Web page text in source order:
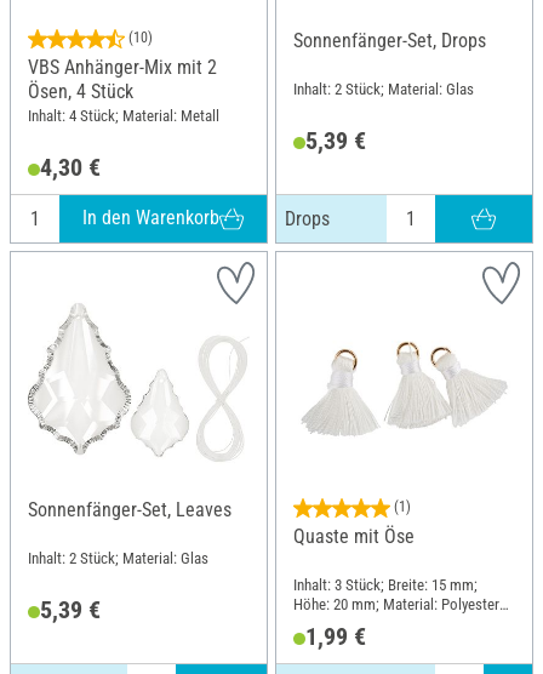
(10)
VBS Anhänger-Mix mit 2
Ösen, 4 Stück
Inhalt: 4 Stück; Material: Metall
4,30 €
In den Warenkorb
Sonnenfänger-Set, Drops
Inhalt: 2 Stück; Material: Glas
5,39 €
Drops
Sonnenfänger-Set, Leaves
Inhalt: 2 Stück; Material: Glas
5,39 €
(1)
Quaste mit Öse
Inhalt: 3 Stück; Breite: 15 mm;
Höhe: 20 mm; Material: Polyester
1,99 €